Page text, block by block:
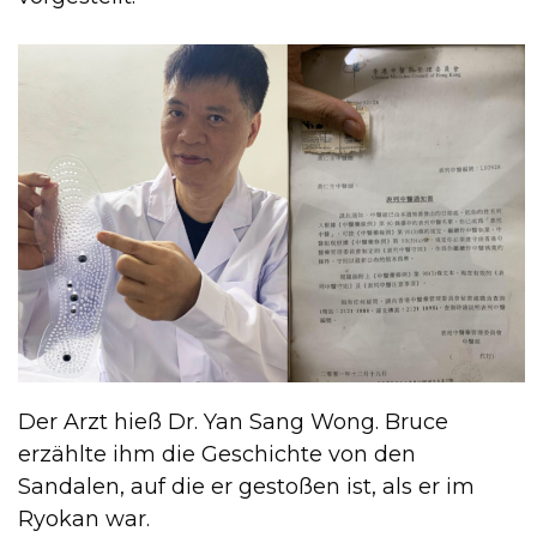
Der Arzt hieß Dr. Yan Sang Wong. Bruce
erzählte ihm die Geschichte von den
Sandalen, auf die er gestoßen ist, als er im
Ryokan war.